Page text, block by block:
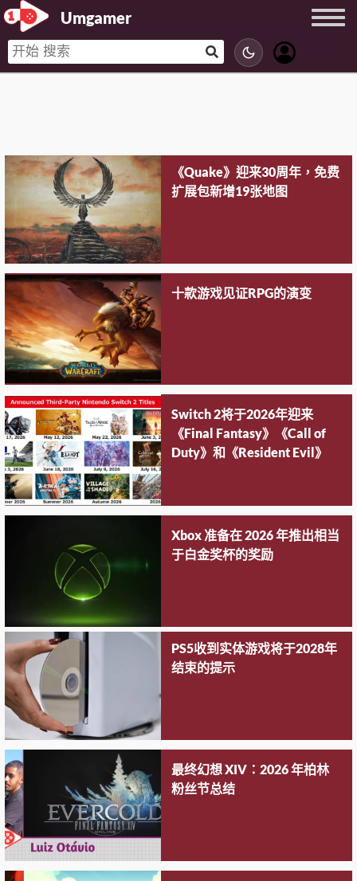
Umgamer
《Quake》迎来30周年，免费
扩展包新增19张地图
十款游戏见证RPG的演变
Switch 2将于2026年迎来
《Final Fantasy》《Call of
Duty》和《Resident Evil》
Xbox 准备在 2026 年推出相当
于白金奖杯的奖励
PS5收到实体游戏将于2028年
结束的提示
最终幻想 XIV：2026 年柏林
粉丝节总结